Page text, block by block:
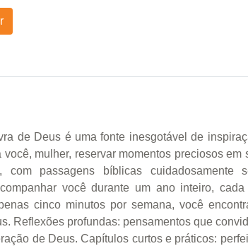
de Deus é uma fonte inesgotável de
mulher, reservar momentos preciosos em
passagens bíblicas cuidadosamente
você durante um ano inteiro,
cinco minutos por semana, você
Reflexões profundas: pensamentos que
de Deus. Capítulos curtos e práticos: